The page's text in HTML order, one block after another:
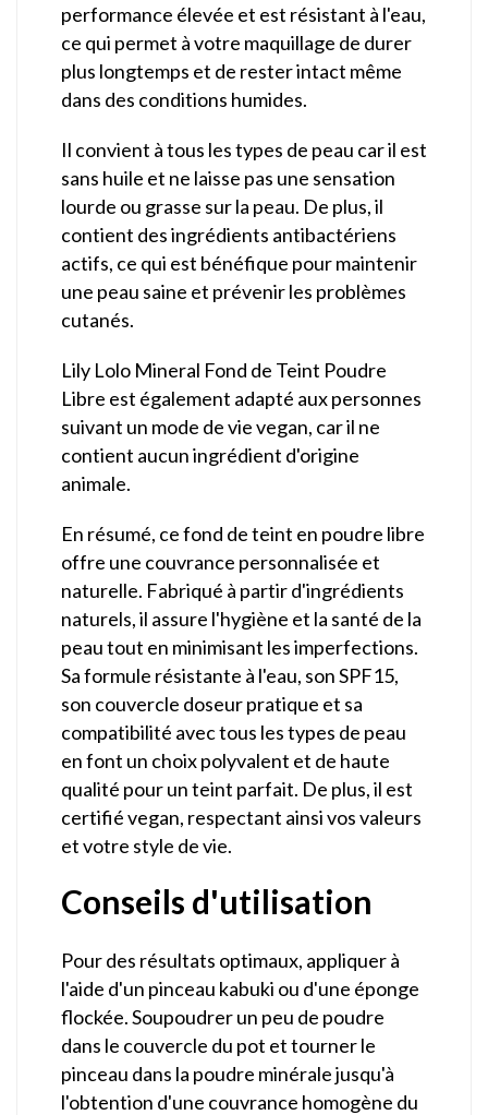
performance élevée et est résistant à l'eau,
ce qui permet à votre maquillage de durer
plus longtemps et de rester intact même
dans des conditions humides.
Il convient à tous les types de peau car il est
sans huile et ne laisse pas une sensation
lourde ou grasse sur la peau. De plus, il
contient des ingrédients antibactériens
actifs, ce qui est bénéfique pour maintenir
une peau saine et prévenir les problèmes
cutanés.
Lily Lolo Mineral Fond de Teint Poudre
Libre est également adapté aux personnes
suivant un mode de vie vegan, car il ne
contient aucun ingrédient d'origine
animale.
En résumé, ce fond de teint en poudre libre
offre une couvrance personnalisée et
naturelle. Fabriqué à partir d'ingrédients
naturels, il assure l'hygiène et la santé de la
peau tout en minimisant les imperfections.
Sa formule résistante à l'eau, son SPF15,
son couvercle doseur pratique et sa
compatibilité avec tous les types de peau
en font un choix polyvalent et de haute
qualité pour un teint parfait. De plus, il est
certifié vegan, respectant ainsi vos valeurs
et votre style de vie.
Conseils d'utilisation
Pour des résultats optimaux, appliquer à
l'aide d'un pinceau kabuki ou d'une éponge
flockée. Soupoudrer un peu de poudre
dans le couvercle du pot et tourner le
pinceau dans la poudre minérale jusqu'à
l'obtention d'une couvrance homogène du